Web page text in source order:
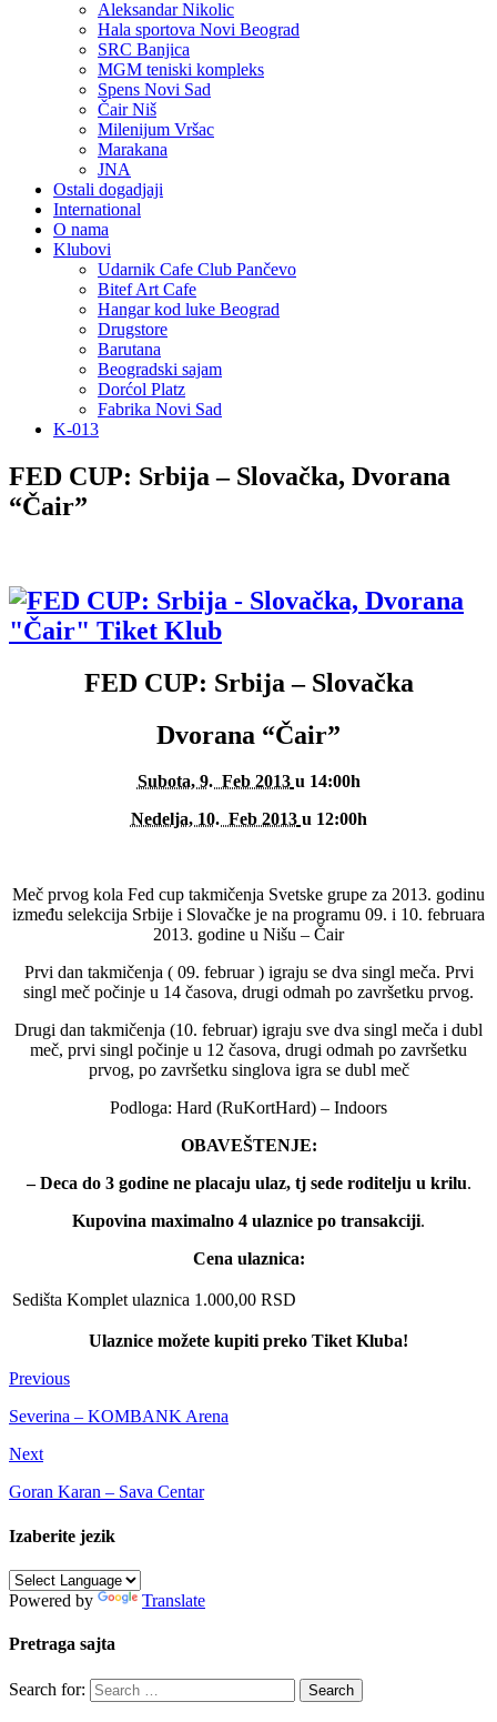
Aleksandar Nikolic
Hala sportova Novi Beograd
SRC Banjica
MGM teniski kompleks
Spens Novi Sad
Čair Niš
Milenijum Vršac
Marakana
JNA
Ostali dogadjaji
International
O nama
Klubovi
Udarnik Cafe Club Pančevo
Bitef Art Cafe
Hangar kod luke Beograd
Drugstore
Barutana
Beogradski sajam
Dorćol Platz
Fabrika Novi Sad
K-013
FED CUP: Srbija – Slovačka, Dvorana
“Čair”
FED CUP: Srbija – Slovačka
Dvorana “Čair”
Subota, 9. Feb 2013 u 14:00h
Nedelja, 10. Feb 2013 u 12:00h
Meč prvog kola Fed cup takmičenja Svetske grupe za 2013. godinu
između selekcija Srbije i Slovačke je na programu 09. i 10. februara
2013. godine u Nišu – Čair
Prvi dan takmičenja ( 09. februar ) igraju se dva singl meča. Prvi
singl meč počinje u 14 časova, drugi odmah po završetku prvog.
Drugi dan takmičenja (10. februar) igraju sve dva singl meča i dubl
meč, prvi singl počinje u 12 časova, drugi odmah po završetku
prvog, po završetku singlova igra se dubl meč
Podloga: Hard (RuKortHard) – Indoors
OBAVEŠTENJE:
– Deca do 3 godine ne placaju ulaz, tj sede roditelju u krilu.
Kupovina maximalno 4 ulaznice po transakciji.
Cena ulaznica:
Sedišta Komplet ulaznica 1.000,00 RSD
Ulaznice možete kupiti preko Tiket Kluba!
Previous
Severina – KOMBANK Arena
Next
Goran Karan – Sava Centar
Izaberite jezik
Powered by Translate
Pretraga sajta
Search for: